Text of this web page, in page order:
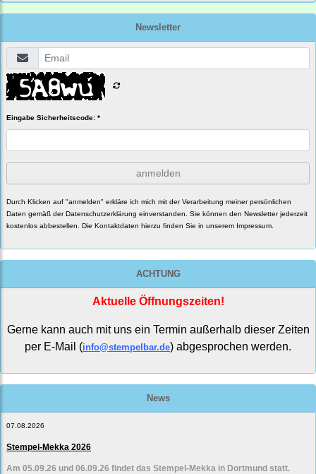
Newsletter
Eingabe Sicherheitscode: *
anmelden
Durch Klicken auf "anmelden" erkläre ich mich mit der Verarbeitung meiner persönlichen
Daten gemäß derDatenschutzerklärung einverstanden. Sie können den Newsletter jederzeit
kostenlos abbestellen. Die Kontaktdaten hierzu finden Sie in unserem Impressum.
ACHTUNG
Aktuelle Öffnungszeiten!
Gerne kann auch mit uns ein Termin außerhalb dieser Zeiten
per E-Mail (info@stempelbar.de) abgesprochen werden.
News
07.08.2026
Stempel-Mekka 2026
Am 05.09.26 und 06.09.26 findet das Stempel-Mekka in Dortmund statt.